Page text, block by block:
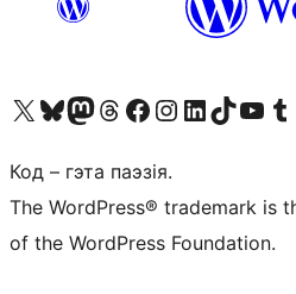
Наведайце наш акаўнт у X (былы Twitter)
Visit our Bluesky account
Visit our Mastodon account
Visit our Threads account
Наведаеце нашу старонку на Facebook
Наведайце наш Instagram
Наведайце нашу старонку ў LinkedIn
Visit our TikTok
Наведайце наш YouTube
Visit
Код – гэта паэзія.
The WordPress® trademark is
of the WordPress Foundation.